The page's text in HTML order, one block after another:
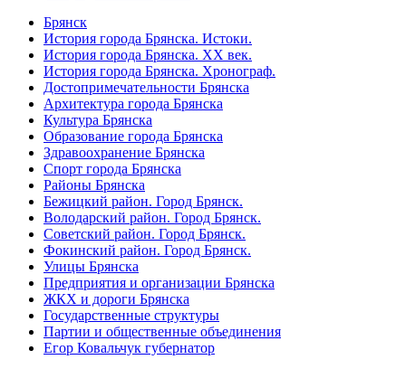
Брянск
История города Брянска. Истоки.
История города Брянска. XX век.
История города Брянска. Хронограф.
Достопримечательности Брянска
Архитектура города Брянска
Культура Брянска
Образование города Брянска
Здравоохранение Брянска
Спорт города Брянска
Районы Брянска
Бежицкий район. Город Брянск.
Володарский район. Город Брянск.
Советский район. Город Брянск.
Фокинский район. Город Брянск.
Улицы Брянска
Предприятия и организации Брянска
ЖКХ и дороги Брянска
Государственные структуры
Партии и общественные объединения
Егор Ковальчук губернатор